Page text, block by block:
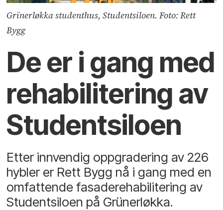
Grïnerløkka studenthus, Studentsiloen. Foto: Rett
Bygg
De er i gang med
rehabilitering av
Studentsiloen
Etter innvendig oppgradering av 226
hybler er Rett Bygg nå i gang med en
omfattende fasaderehabilitering av
Studentsiloen på Grünerløkka.